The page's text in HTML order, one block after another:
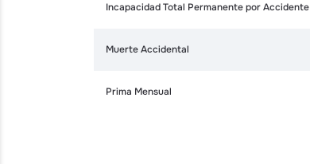
Incapacidad Total Permanente por Accidente
Muerte Accidental
Prima Mensual